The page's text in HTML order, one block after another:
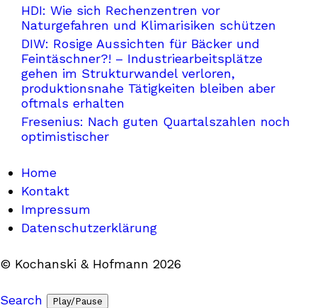
HDI: Wie sich Rechenzentren vor
Naturgefahren und Klimarisiken schützen
DIW: Rosige Aussichten für Bäcker und
Feintäschner?! – Industriearbeitsplätze
gehen im Strukturwandel verloren,
produktionsnahe Tätigkeiten bleiben aber
oftmals erhalten
Fresenius: Nach guten Quartalszahlen noch
optimistischer
Home
Kontakt
Impressum
Datenschutzerklärung
© Kochanski & Hofmann 2026
Search Play/Pause